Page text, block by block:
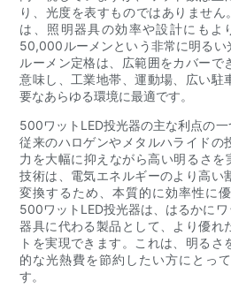
り、光度を表すものではありませ
は、照明器具の効率や設計にもよ
50,000ルーメンという非常に明るい
ルーメン定格は、広範囲をカバーで
意味し、工業地帯、運動場、広い駐
要なあらゆる環境に最適です。
500ワットLED投光器の主な利点の
従来のハロゲンやメタルハライドの
力を大幅に抑えながら高い明るさを
技術は、電気エネルギーのより高い
変換するため、本質的に効率性に
500ワットLED投光器は、はるかに
器具に代わる製品として、より優れ
トを実現できます。これは、明る
的な光熱費を節約したい方にとっ
す。